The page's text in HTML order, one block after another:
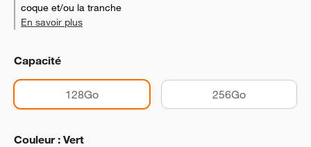
coque et/ou la tranche
En savoir plus
Capacité
128Go 256Go
Couleur : Vert